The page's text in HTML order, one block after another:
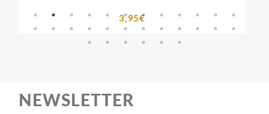
3,95€
NEWSLETTER